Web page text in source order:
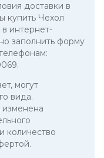
доставки в
купить Чехол
интернет-
заполнить форму
.
могут
вида.
количество